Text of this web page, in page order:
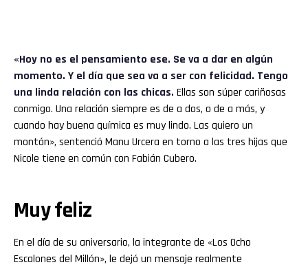
«Hoy no es el pensamiento ese. Se va a dar en algún
momento. Y el día que sea va a ser con felicidad. Tengo
una linda relación con las chicas. Ellas son súper cariñosas
conmigo. Una relación siempre es de a dos, o de a más, y
cuando hay buena química es muy lindo. Las quiero un
montón», sentenció Manu Urcera en torno a las tres hijas que
Nicole tiene en común con Fabián Cubero.
Muy feliz
En el día de su aniversario, la integrante de «Los Ocho
Escalones del Millón», le dejó un mensaje realmente